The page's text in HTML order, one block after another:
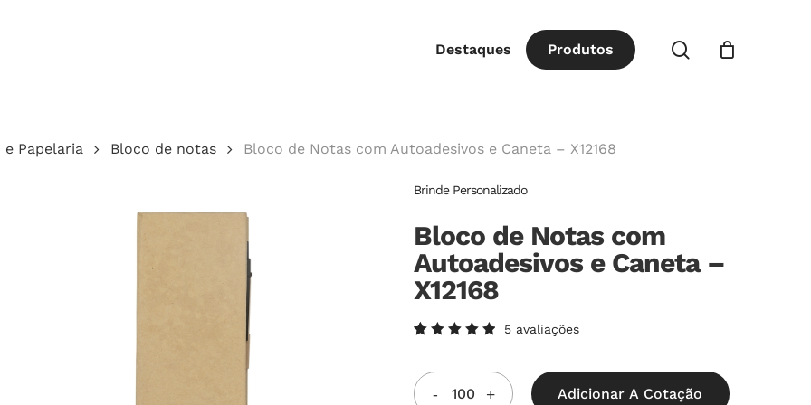
Destaques Produtos procurar
Papelaria Bloco de notas Bloco de Notas com Autoadesivos e Caneta – X12168
Brinde Personalizado
Bloco de Notas com
Autoadesivos e Caneta –
X12168
5.00de
5, com
baseado
5avaliações
Adicionar A Cotação